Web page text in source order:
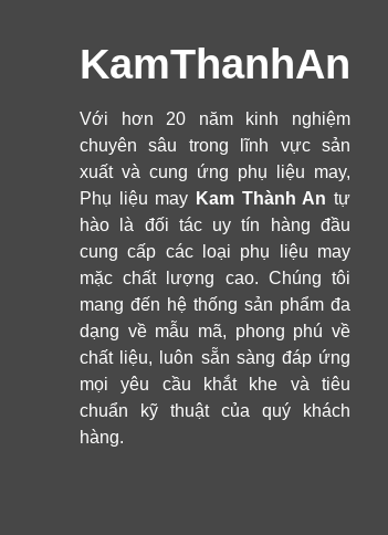
KamThanhAn
Với hơn 20 năm kinh nghiệm
chuyên sâu trong lĩnh vực sản
xuất và cung ứng phụ liệu may,
Phụ liệu may Kam Thành An tự
hào là đối tác uy tín hàng đầu
cung cấp các loại phụ liệu may
mặc chất lượng cao. Chúng tôi
mang đến hệ thống sản phẩm đa
dạng về mẫu mã, phong phú về
chất liệu, luôn sẵn sàng đáp ứng
mọi yêu cầu khắt khe và tiêu
chuẩn kỹ thuật của quý khách
hàng.